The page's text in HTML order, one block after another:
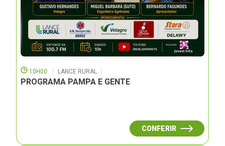
10H00 LANCE RURAL
PROGRAMA PAMPA E GENTE
CONFERIR